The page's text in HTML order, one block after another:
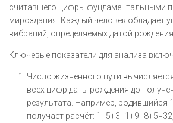
считавшего цифры фундаментальными
мироздания. Каждый человек обладает
вибраций, определяемых датой
Ключевые показатели для анализа
Число жизненного пути
всех цифр даты рождения до
результата. Например, родившийся
получает расчёт: